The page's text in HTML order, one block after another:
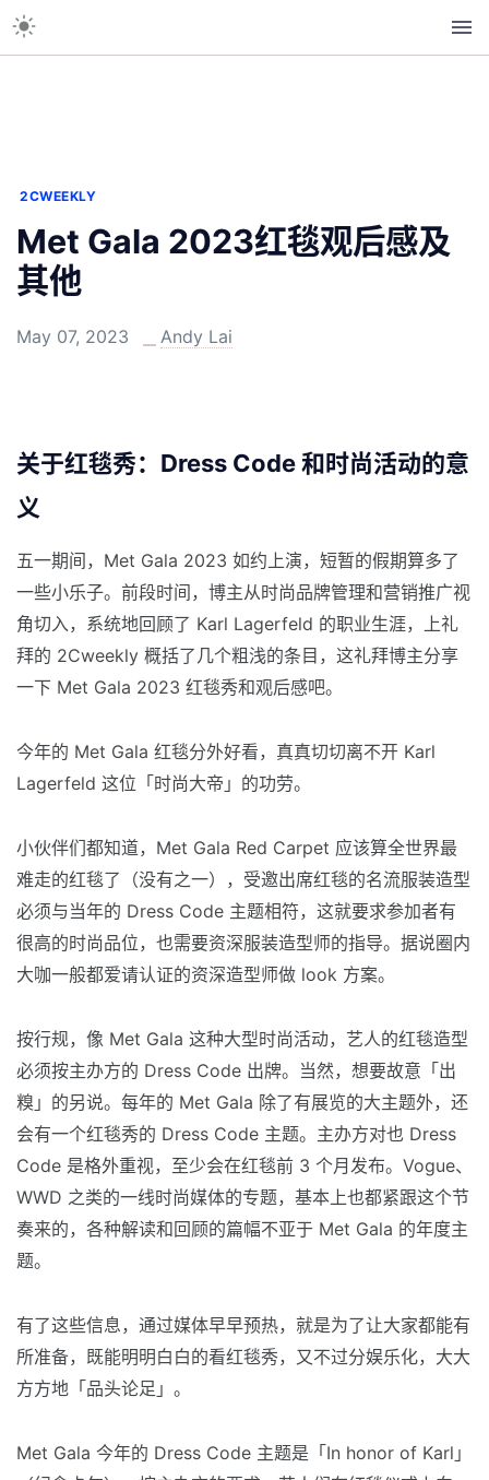
2CWEEKLY
Met Gala 2023红毯观后感及
其他
May 07, 2023 Andy Lai
关于红毯秀：Dress Code 和时尚活动的意
义
五一期间，Met Gala 2023 如约上演，短暂的假期算多了
一些小乐子。前段时间，博主从时尚品牌管理和营销推广视
角切入，系统地回顾了 Karl Lagerfeld 的职业生涯，上礼
拜的 2Cweekly 概括了几个粗浅的条目，这礼拜博主分享
一下 Met Gala 2023 红毯秀和观后感吧。
今年的 Met Gala 红毯分外好看，真真切切离不开 Karl
Lagerfeld 这位「时尚大帝」的功劳。
小伙伴们都知道，Met Gala Red Carpet 应该算全世界最
难走的红毯了（没有之一），受邀出席红毯的名流服装造型
必须与当年的 Dress Code 主题相符，这就要求参加者有
很高的时尚品位，也需要资深服装造型师的指导。据说圈内
大咖一般都爱请认证的资深造型师做 look 方案。
按行规，像 Met Gala 这种大型时尚活动，艺人的红毯造型
必须按主办方的 Dress Code 出牌。当然，想要故意「出
糗」的另说。每年的 Met Gala 除了有展览的大主题外，还
会有一个红毯秀的 Dress Code 主题。主办方对也 Dress
Code 是格外重视，至少会在红毯前 3 个月发布。Vogue、
WWD 之类的一线时尚媒体的专题，基本上也都紧跟这个节
奏来的，各种解读和回顾的篇幅不亚于 Met Gala 的年度主
题。
有了这些信息，通过媒体早早预热，就是为了让大家都能有
所准备，既能明明白白的看红毯秀，又不过分娱乐化，大大
方方地「品头论足」。
Met Gala 今年的 Dress Code 主题是「In honor of Karl」